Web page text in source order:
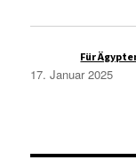
Für
17. Januar 2025